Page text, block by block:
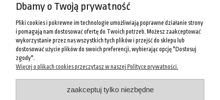
stosować wszystkie
rodzaje żarówek z
gwintem E14, 230V
(LED, świetlówki
kompaktowe, żarówki
tradycyjne).
POMOC
Dbamy o Twoją prywatność
Pliki cookies i pokrewne im technologie umożliwiają poprawne działanie strony
i pomagają nam dostosować ofertę do Twoich potrzeb. Możesz zaakceptować
wykorzystanie przez nas wszystkich tych plików i przejść do sklepu lub
dostosować użycie plików do swoich preferencji, wybierając opcję "Dostosuj
zgody".
Więcej o plikach cookies przeczytasz w naszej Polityce prywatności.
zaakceptuj tylko niezbędne